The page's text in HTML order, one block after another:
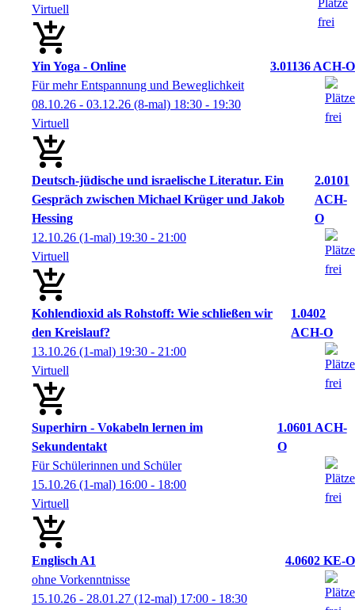
Virtuell
Yin Yoga - Online
3.01136 ACH-O
Für mehr Entspannung und Beweglichkeit
08.10.26 - 03.12.26 (8-mal) 18:30 - 19:30
Virtuell
Deutsch-jüdische und israelische Literatur. Ein
Gespräch zwischen Michael Krüger und Jakob
Hessing
2.0101
ACH-
O
12.10.26 (1-mal) 19:30 - 21:00
Virtuell
Kohlendioxid als Rohstoff: Wie schließen wir
den Kreislauf?
1.0402
ACH-O
13.10.26 (1-mal) 19:30 - 21:00
Virtuell
Superhirn - Vokabeln lernen im
Sekundentakt
1.0601 ACH-
O
Für Schülerinnen und Schüler
15.10.26 (1-mal) 16:00 - 18:00
Virtuell
Englisch A1
4.0602 KE-O
ohne Vorkenntnisse
15.10.26 - 28.01.27 (12-mal) 17:00 - 18:30